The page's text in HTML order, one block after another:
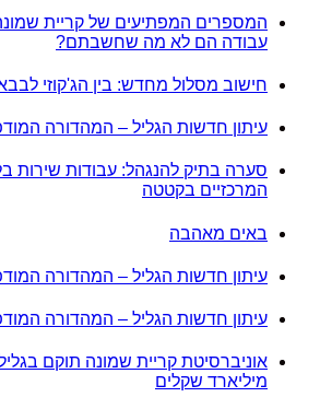
עבודה הם לא מה שחשבתם?
חישוב מסלול מחדש: בין הג'קוזי
עיתון חדשות הגליל – המהדורה המודפסת
סערה בתיק להנגהל: עבודות שירות
המרכזיים בקטטה
באים מאהבה
עיתון חדשות הגליל – המהדורה המודפסת
עיתון חדשות הגליל – המהדורה המודפסת
אוניברסיטת קריית שמונה תוקם
מיליארד שקלים